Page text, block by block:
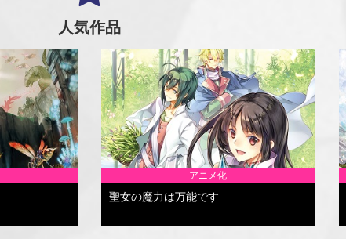
人気作品
アニメ化
聖女の魔力は万能です